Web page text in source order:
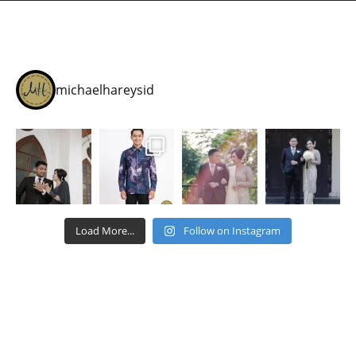
michaelhareysid
Load More... Follow on Instagram